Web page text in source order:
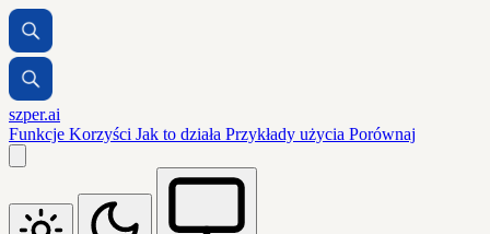
szper.ai
Funkcje Korzyści Jak to działa Przykłady użycia Porównaj